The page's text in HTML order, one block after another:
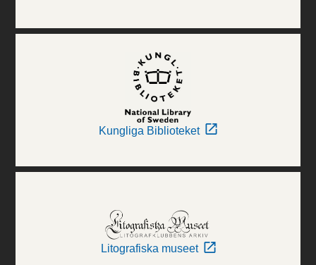
Kungliga Biblioteket
Litografiska museet